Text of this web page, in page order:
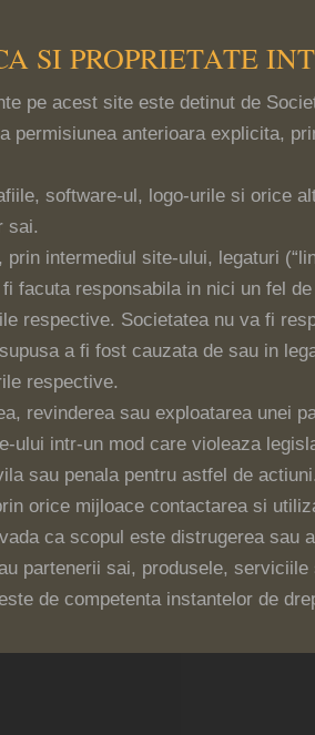
SI PROPRIETATE
pe acest site este detinut de
permisiunea anterioara explicita,
software-ul, logo-urile si orice
sai.
intermediul site-ului, legaturi
facuta responsabila in nici un fel
respective. Societatea nu va fi
a fi fost cauzata de sau in
respective.
revinderea sau exploatarea
ului intr-un mod care violeaza
sau penala pentru astfel de actiuni.
orice mijloace contactarea si
ca scopul este distrugerea
partenerii sai, produsele, serviciile
de competenta instantelor de